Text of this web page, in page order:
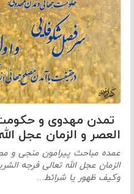
تمدن مهدوی و
العصر و الزمان عجل
عمده مباحث پیرامون منجی
الزمان عجل الله تعالی فرجه
وکیف ظهور یا شرائط…